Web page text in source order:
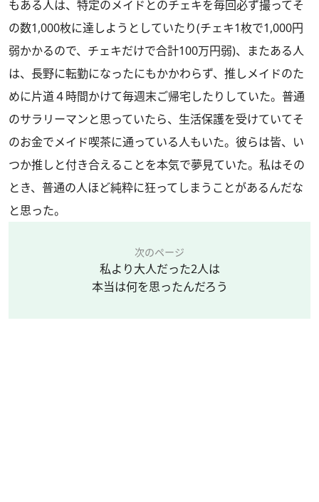
もある人は、特定のメイドとのチェキを毎回必ず撮ってそ
の数1,000枚に達しようとしていたり(チェキ1枚で1,000円
弱かかるので、チェキだけで合計100万円弱)、またある人
は、長野に転勤になったにもかかわらず、推しメイドのた
めに片道４時間かけて毎週末ご帰宅したりしていた。普通
のサラリーマンと思っていたら、生活保護を受けていてそ
のお金でメイド喫茶に通っている人もいた。彼らは皆、い
つか推しと付き合えることを本気で夢見ていた。私はその
とき、普通の人ほど純粋に狂ってしまうことがあるんだな
と思った。
次のページ
私より大人だった2人は
本当は何を思ったんだろう